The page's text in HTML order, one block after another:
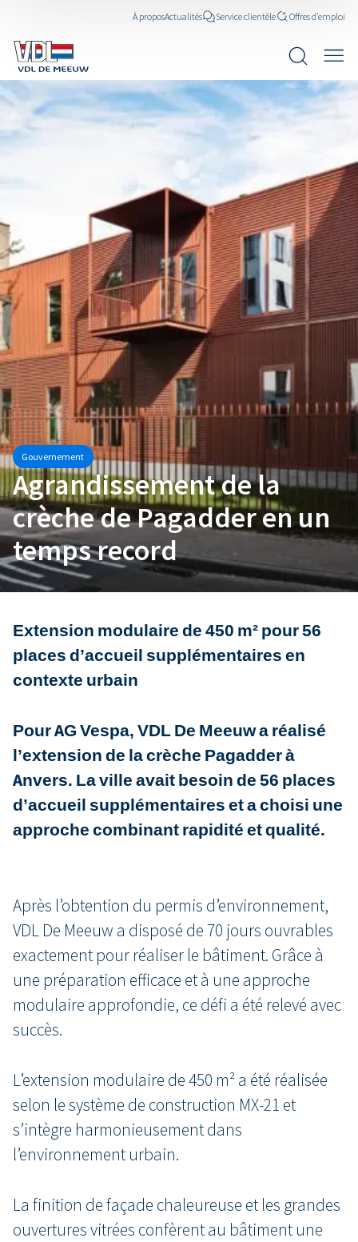
À proposActualités Service clientèle Offres d’emploi
Gouvernement
Agrandissement de la
crèche de Pagadder en un
temps record
Extension modulaire de 450 m² pour 56
places d’accueil supplémentaires en
contexte urbain
Pour AG Vespa, VDL De Meeuw a réalisé
l’extension de la crèche Pagadder à
Anvers. La ville avait besoin de 56 places
d’accueil supplémentaires et a choisi une
approche combinant rapidité et qualité.
Après l’obtention du permis d’environnement,
VDL De Meeuw a disposé de 70 jours ouvrables
exactement pour réaliser le bâtiment. Grâce à
une préparation efficace et à une approche
modulaire approfondie, ce défi a été relevé avec
succès.
L’extension modulaire de 450 m² a été réalisée
selon le système de construction MX-21 et
s’intègre harmonieusement dans
l’environnement urbain.
La finition de façade chaleureuse et les grandes
ouvertures vitrées confèrent au bâtiment une